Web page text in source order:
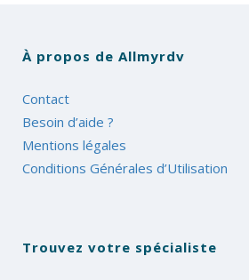
À propos de Allmyrdv
Contact
Besoin d’aide ?
Mentions légales
Conditions Générales d’Utilisation
Trouvez votre spécialiste